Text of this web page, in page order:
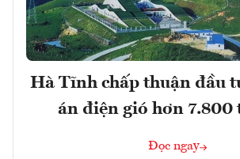
Hà Tĩnh chấp thuận đầu
án điện gió hơn 7.800
Đọc ngay